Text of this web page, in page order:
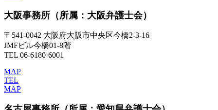
大阪事務所 （所属：大阪弁護士会）
〒541-0042 大阪府大阪市中央区今橋2-3-16
JMFビル今橋01-8階
TEL 06-6180-6001
MAP
TEL
MAP